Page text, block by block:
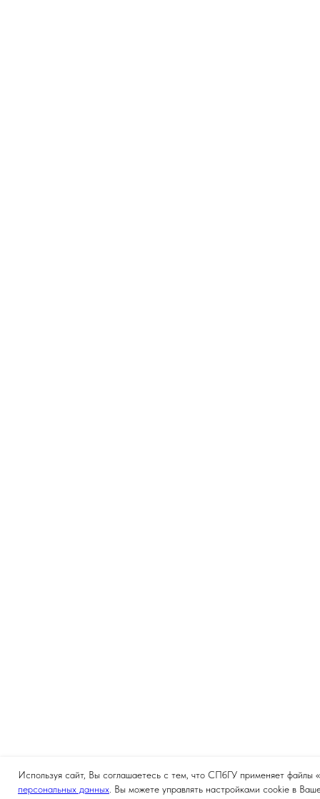
Используя сайт, Вы соглашаетесь с тем, что СПбГУ применяет
персональных данных . Вы можете управлять настройками cookie в